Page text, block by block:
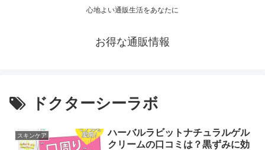
心地よい通販生活をあなたに
お得な通販情報
ドクターシーラボ
スキンケア
ハーバルラビットナチュラルゲル
クリームの口コミは？黒ずみに効